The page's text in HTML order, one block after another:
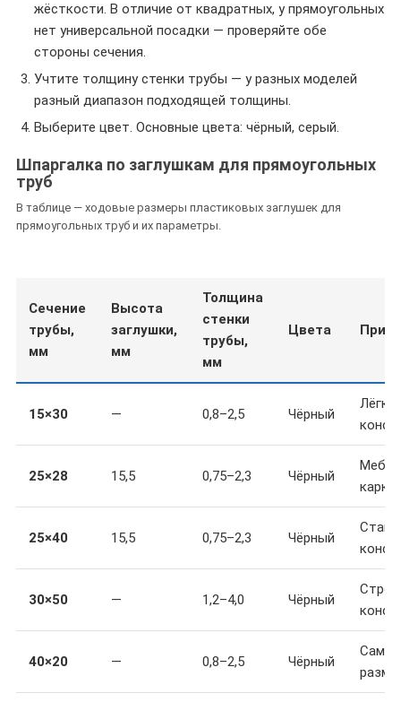
жёсткости. В отличие от квадратных, у прямоугольных
нет универсальной посадки — проверяйте обе
стороны сечения.
Учтите толщину стенки трубы — у разных моделей
разный диапазон подходящей толщины.
Выберите цвет. Основные цвета: чёрный, серый.
Шпаргалка по заглушкам для прямоугольных
труб
В таблице — ходовые размеры пластиковых заглушек для
прямоугольных труб и их параметры.
Сечение
трубы,
мм
Высота
заглушки,
мм
Толщина
стенки
трубы,
мм
Цвета
15×30 — 0,8–2,5 Чёрный
25×28 15,5 0,75–2,3 Чёрный
25×40 15,5 0,75–2,3 Чёрный
30×50 — 1,2–4,0 Чёрный
40×20 — 0,8–2,5 Чёрный